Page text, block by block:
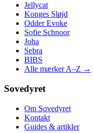
Jellycat
Konges Sløjd
Odder Evoke
Sofie Schnoor
Joha
Sebra
BIBS
Alle mærker A–Z →
Sovedyret
Om Sovedyret
Kontakt
Guides & artikler